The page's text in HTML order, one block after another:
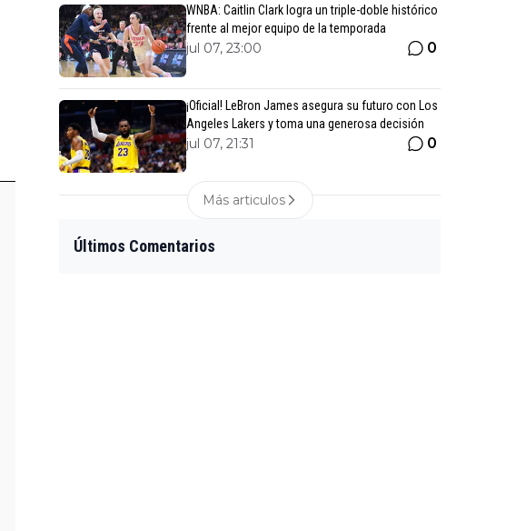
WNBA: Caitlin Clark logra un triple-doble histórico
frente al mejor equipo de la temporada
jul 07, 23:00 0
¡Oficial! LeBron James asegura su futuro con Los
Angeles Lakers y toma una generosa decisión
jul 07, 21:31 0
Más articulos
Últimos Comentarios